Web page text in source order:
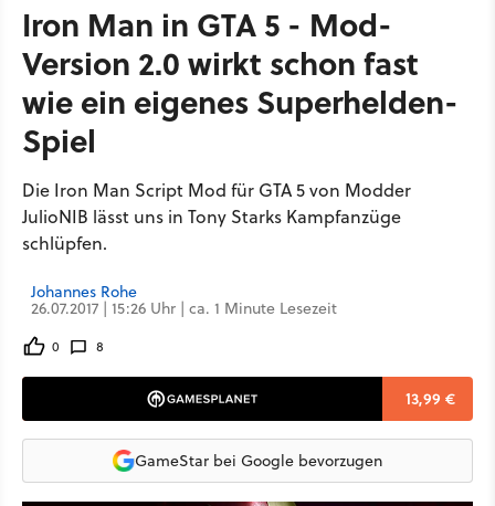
Iron Man in GTA 5 - Mod-
Version 2.0 wirkt schon fast
wie ein eigenes Superhelden-
Spiel
Die Iron Man Script Mod für GTA 5 von Modder
JulioNIB lässt uns in Tony Starks Kampfanzüge
schlüpfen.
Johannes Rohe
26.07.2017 | 15:26 Uhr | ca. 1 Minute Lesezeit
0 8
13,99 €
GameStar bei Google bevorzugen